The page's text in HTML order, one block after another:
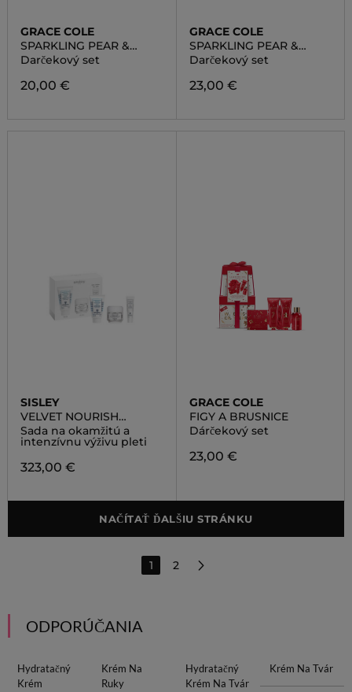
GRACE COLE
SPARKLING PEAR &
NECTARINE BLOSSOM
Darčekový set
20,00 €
GRACE COLE
SPARKLING PEAR &
NECTARINE BLOSSOM
Darčekový set
23,00 €
SISLEY
VELVET NOURISH
SAFFRON FLOWERS
DUO SET
Sada na okamžitú a
intenzívnu výživu pleti
323,00 €
GRACE COLE
FIGY A BRUSNICE
Dárčekový set
23,00 €
NAČÍTAŤ ĎALŠIU STRÁNKU
1 2
ODPORÚČANIA
Hydratačný
Krém
Krém Na
Ruky
Hydratačný
Krém Na Tvár
Krém Na Tvár